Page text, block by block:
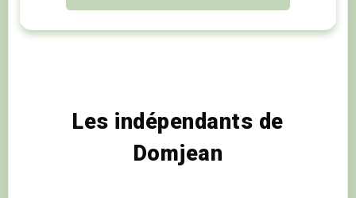
Les indépendants de
Domjean